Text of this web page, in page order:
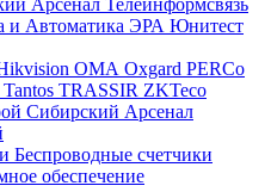
и Автоматика ЭРА Юнитест
ОМА Oxgard PERCo
Tantos TRASSIR ZKTeco
Сибирский Арсенал
Беспроводные счетчики
обеспечение